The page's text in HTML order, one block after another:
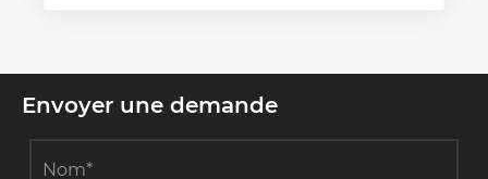
Envoyer une demande